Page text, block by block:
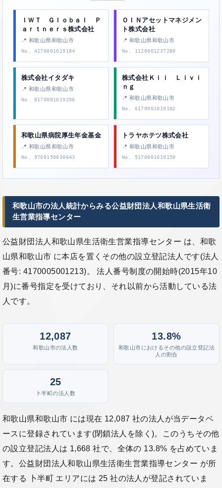
ＩＷＴ Ｇｌｏｂａｌ Ｐ
ａｒｔｎｅｒｓ株式会社
📍 和歌山県和歌山市
No. 4170001019184
ＯＩＮアセットマネジメン
ト株式会社
📍 和歌山県和歌山市
No. 1120001237280
株式会社イタダキ
📍 和歌山県和歌山市
No. 8170001019206
株式会社Ｋｉｉ Ｌｉｖｉ
ｎｇ
📍 和歌山県和歌山市
No. 6170001019182
和歌山県病院厚生年金基金
📍 和歌山県和歌山市
No. 9700150030643
トラヤホテツ株式会社
📍 和歌山県和歌山市
No. 5170001019150
和歌山市の法人統計からみる公益財団法人和歌山県生活衛
生営業指導センター
公益財団法人和歌山県生活衛生営業指導センター は、和歌
山県和歌山市 に本店を置くその他の設立登記法人です(法人
番号: 4170005001213)。 法人番号制度の開始時(2015年10
月)に番号指定を受けており、それ以前から活動している法
人です。
12,087
和歌山市の法人数
13.8%
和歌山市におけるその他の設立登記法
人の割合
25
卜半町の法人数
和歌山県和歌山市 には現在 12,087 社の法人が当データベ
ースに登録されています(閉鎖法人を除く)。このうちその他
の設立登記法人は 1,668 社で、全体の 13.8% を占めていま
す。公益財団法人和歌山県生活衛生営業指導センター が所
在する 卜半町 エリアには 25 社の法人が登記されていま